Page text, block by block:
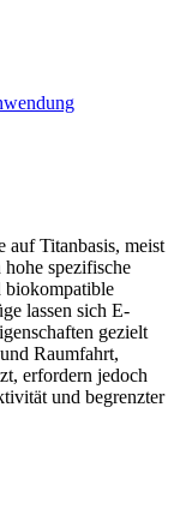
auf Titanbasis, meist
spezifische
biokompatible
lassen sich E-
gezielt
Raumfahrt,
erfordern jedoch
und begrenzter